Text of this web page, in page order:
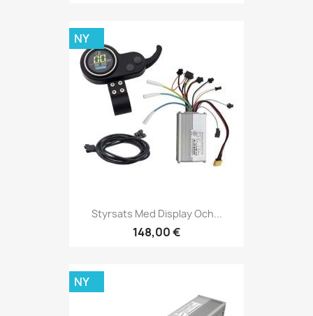
Styrsats Med Display Och...
148,00 €
NY
NY